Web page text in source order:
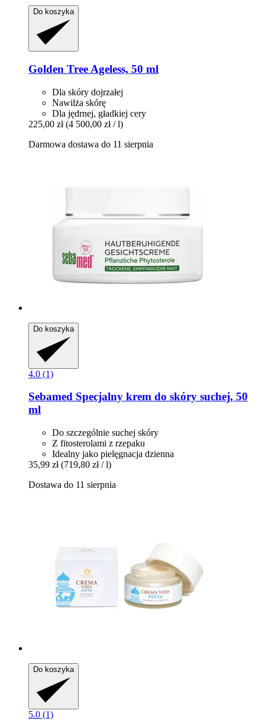
Do koszyka
Golden Tree Ageless, 50 ml
Dla skóry dojrzałej
Nawilża skórę
Dla jędrnej, gładkiej cery
225,00 zł (4 500,00 zł / l)
Darmowa dostawa do 11 sierpnia
Do koszyka
4.0 (1)
Sebamed Specjalny krem ​​do skóry suchej, 50
ml
Do szczególnie suchej skóry
Z fitosterolami z rzepaku
Idealny jako pielęgnacja dzienna
35,99 zł (719,80 zł / l)
Dostawa do 11 sierpnia
Do koszyka
5.0 (1)